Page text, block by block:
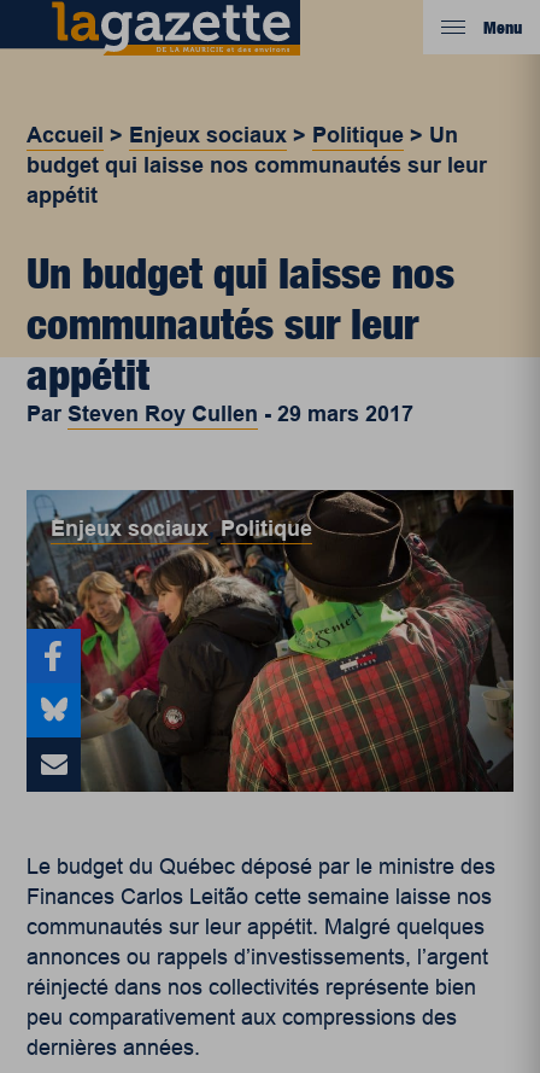
Menu
Accueil > Enjeux sociaux > Politique > Un
budget qui laisse nos communautés sur leur
appétit
Un budget qui laisse nos
communautés sur leur
appétit
ParSteven Roy Cullen -29 mars 2017
Enjeux sociaux,Politique
Le budget du Québec déposé par le ministre des
Finances Carlos Leitão cette semaine laisse nos
communautés sur leur appétit. Malgré quelques
annonces ou rappels d’investissements, l’argent
réinjecté dans nos collectivités représente bien
peu comparativement aux compressions des
dernières années.